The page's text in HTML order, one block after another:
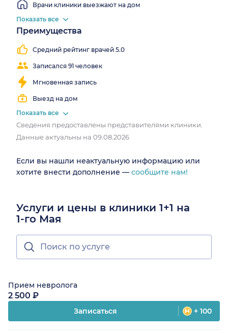
Врачи клиники выезжают на дом
Показать все
Преимущества
Средний рейтинг врачей 5.0
Записался 91 человек
Мгновенная запись
Выезд на дом
клиника
Работаем
выходные
Показать все
Сведения предоставлены представителями клиники.
Данные актуальны на 09.08.2026
Если вы нашли неактуальную информацию или
хотите внести дополнение — сообщите нам!
Услуги и цены в клиники 1+1 на
1-го Мая
Прием невролога
2 500 ₽
Записаться + 100